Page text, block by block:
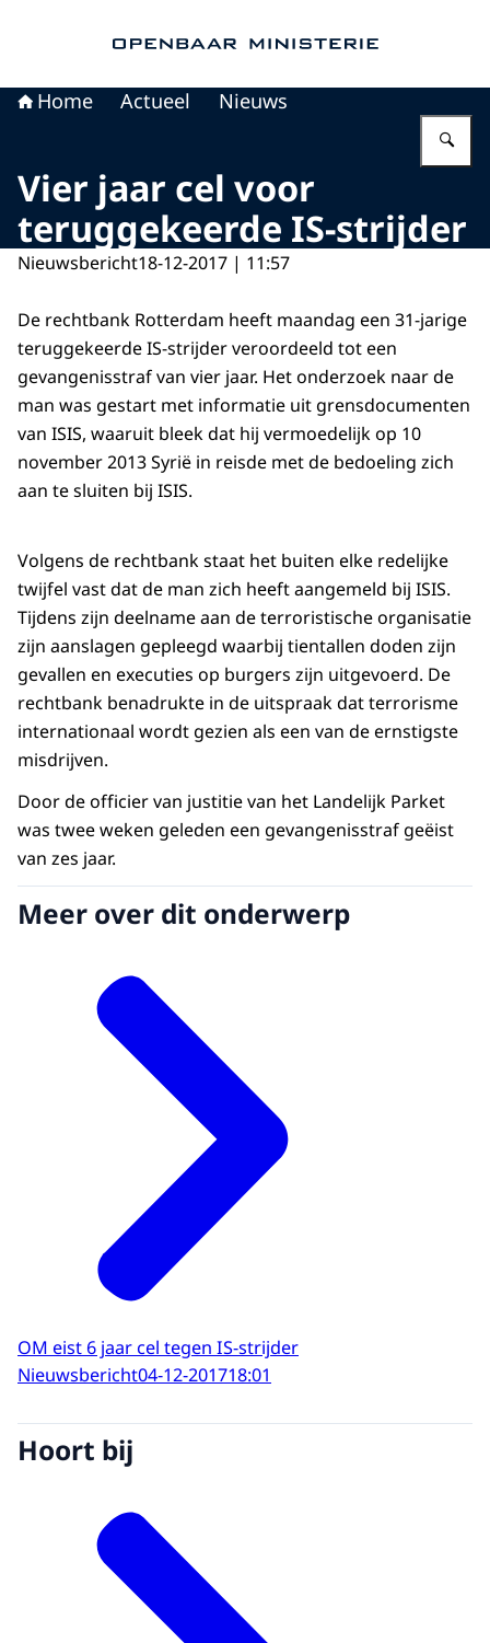
Home Actueel Nieuws
Vier jaar cel voor
teruggekeerde IS-strijder
Nieuwsbericht18-12-2017 | 11:57
De rechtbank Rotterdam heeft maandag een 31-jarige
teruggekeerde IS-strijder veroordeeld tot een
gevangenisstraf van vier jaar. Het onderzoek naar de
man was gestart met informatie uit grensdocumenten
van ISIS, waaruit bleek dat hij vermoedelijk op 10
november 2013 Syrië in reisde met de bedoeling zich
aan te sluiten bij ISIS.
Volgens de rechtbank staat het buiten elke redelijke
twijfel vast dat de man zich heeft aangemeld bij ISIS.
Tijdens zijn deelname aan de terroristische organisatie
zijn aanslagen gepleegd waarbij tientallen doden zijn
gevallen en executies op burgers zijn uitgevoerd. De
rechtbank benadrukte in de uitspraak dat terrorisme
internationaal wordt gezien als een van de ernstigste
misdrijven.
Door de officier van justitie van het Landelijk Parket
was twee weken geleden een gevangenisstraf geëist
van zes jaar.
Meer over dit onderwerp
OM eist 6 jaar cel tegen IS-strijder
Nieuwsbericht04-12-201718:01
Hoort bij